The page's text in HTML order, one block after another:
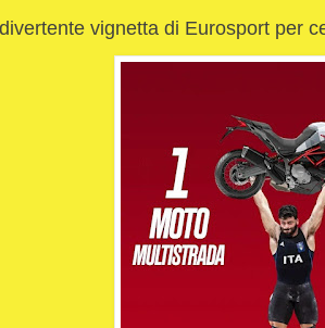
vignetta di Eurosport per